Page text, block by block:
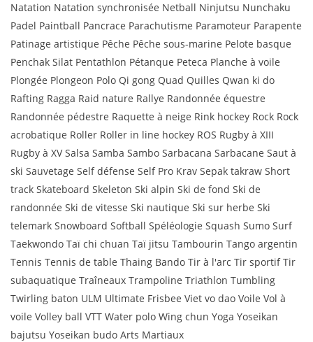
Natation Natation synchronisée Netball Ninjutsu Nunchaku
Padel Paintball Pancrace Parachutisme Paramoteur Parapente
Patinage artistique Pêche Pêche sous-marine Pelote basque
Penchak Silat Pentathlon Pétanque Peteca Planche à voile
Plongée Plongeon Polo Qi gong Quad Quilles Qwan ki do
Rafting Ragga Raid nature Rallye Randonnée équestre
Randonnée pédestre Raquette à neige Rink hockey Rock Rock
acrobatique Roller Roller in line hockey ROS Rugby à XIII
Rugby à XV Salsa Samba Sambo Sarbacana Sarbacane Saut à
ski Sauvetage Self défense Self Pro Krav Sepak takraw Short
track Skateboard Skeleton Ski alpin Ski de fond Ski de
randonnée Ski de vitesse Ski nautique Ski sur herbe Ski
telemark Snowboard Softball Spéléologie Squash Sumo Surf
Taekwondo Taï chi chuan Taï jitsu Tambourin Tango argentin
Tennis Tennis de table Thaing Bando Tir à l'arc Tir sportif Tir
subaquatique Traîneaux Trampoline Triathlon Tumbling
Twirling baton ULM Ultimate Frisbee Viet vo dao Voile Vol à
voile Volley ball VTT Water polo Wing chun Yoga Yoseikan
bajutsu Yoseikan budo Arts Martiaux